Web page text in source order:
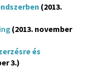
(2013.
(2013. november
és
3.)